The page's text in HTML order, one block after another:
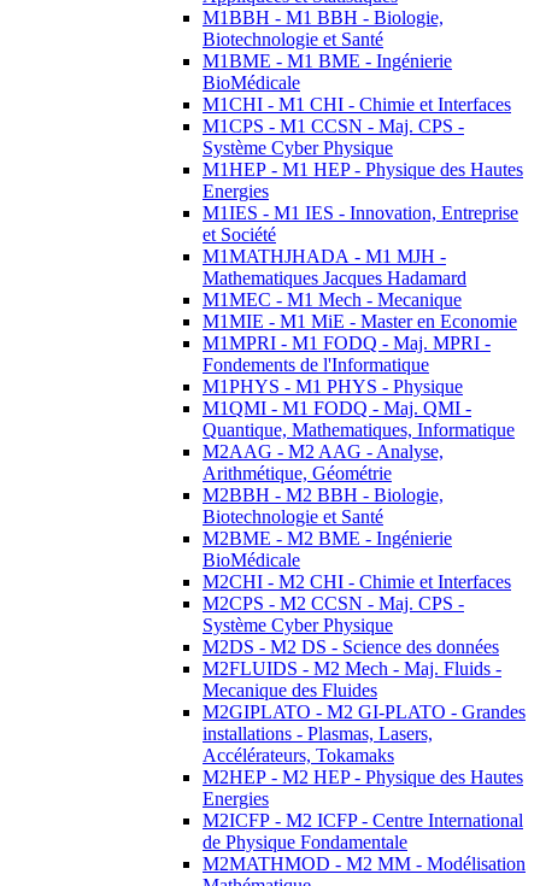
M1BBH - M1 BBH - Biologie,
Biotechnologie et Santé
M1BME - M1 BME - Ingénierie
BioMédicale
M1CHI - M1 CHI - Chimie et Interfaces
M1CPS - M1 CCSN - Maj. CPS -
Système Cyber Physique
M1HEP - M1 HEP - Physique des Hautes
Energies
M1IES - M1 IES - Innovation, Entreprise
et Société
M1MATHJHADA - M1 MJH -
Mathematiques Jacques Hadamard
M1MEC - M1 Mech - Mecanique
M1MIE - M1 MiE - Master en Economie
M1MPRI - M1 FODQ - Maj. MPRI -
Fondements de l'Informatique
M1PHYS - M1 PHYS - Physique
M1QMI - M1 FODQ - Maj. QMI -
Quantique, Mathematiques, Informatique
M2AAG - M2 AAG - Analyse,
Arithmétique, Géométrie
M2BBH - M2 BBH - Biologie,
Biotechnologie et Santé
M2BME - M2 BME - Ingénierie
BioMédicale
M2CHI - M2 CHI - Chimie et Interfaces
M2CPS - M2 CCSN - Maj. CPS -
Système Cyber Physique
M2DS - M2 DS - Science des données
M2FLUIDS - M2 Mech - Maj. Fluids -
Mecanique des Fluides
M2GIPLATO - M2 GI-PLATO - Grandes
installations - Plasmas, Lasers,
Accélérateurs, Tokamaks
M2HEP - M2 HEP - Physique des Hautes
Energies
M2ICFP - M2 ICFP - Centre International
de Physique Fondamentale
M2MATHMOD - M2 MM - Modélisation